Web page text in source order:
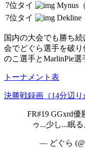
7位タイ
Mynus
7位タイ
Dekline
国内の大会でも勝ち続
会でどぐら選手を破
のこ選手とMarlinPie選
トーナメント表
決勝戦録画（14分辺り
FR#19 GGxrd
ゥ...少し...眠る
— どぐら